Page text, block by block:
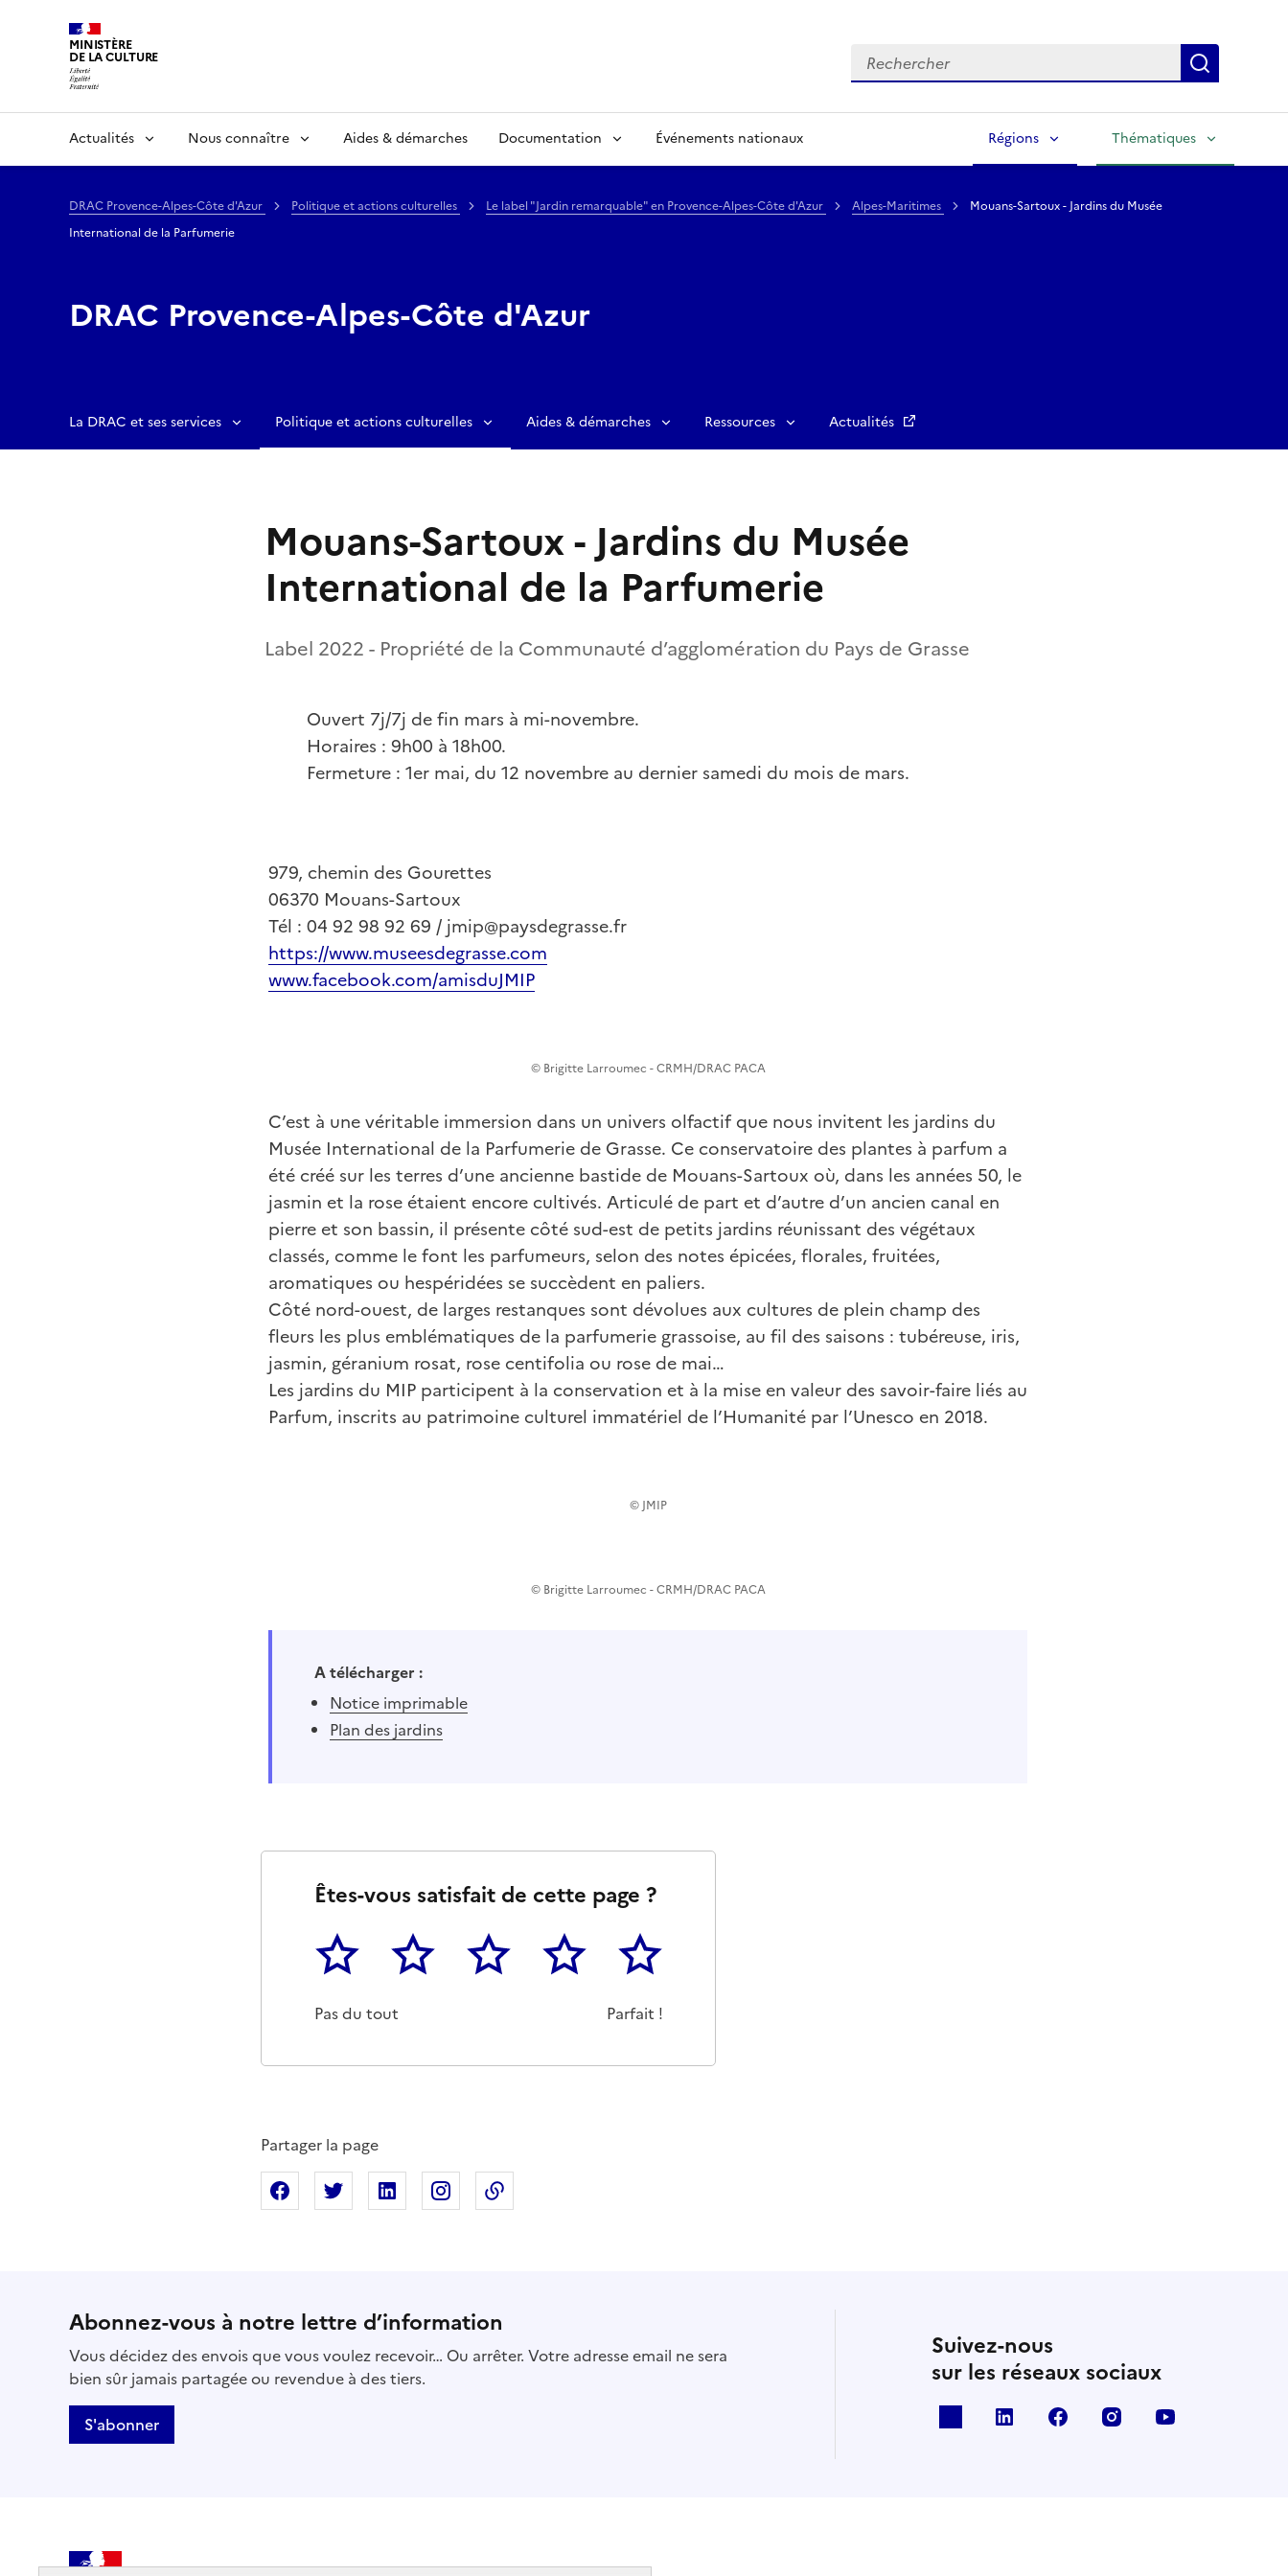
MINISTÈRE
DE LA CULTURE Rechercher
Actualités Nous connaître Aides & démarches Documentation Événements nationaux Régions Thématiques
DRAC Provence-Alpes-Côte d'Azur Politique et actions culturelles Le label "Jardin remarquable" en Provence-Alpes-Côte d'Azur Alpes-Maritimes
Mouans-Sartoux - Jardins du Musée
International de la Parfumerie
DRAC Provence-Alpes-Côte d'Azur
La DRAC et ses services Politique et actions culturelles Aides & démarches Ressources Actualités
Mouans-Sartoux - Jardins du Musée
International de la Parfumerie
Label 2022 - Propriété de la Communauté d’agglomération du Pays de Grasse
Ouvert 7j/7j de fin mars à mi-novembre.
Horaires : 9h00 à 18h00.
Fermeture : 1er mai, du 12 novembre au dernier samedi du mois de mars.
979, chemin des Gourettes
06370 Mouans-Sartoux
Tél : 04 92 98 92 69 / jmip@paysdegrasse.fr
https://www.museesdegrasse.com
www.facebook.com/amisduJMIP
© Brigitte Larroumec - CRMH/DRAC PACA
C’est à une véritable immersion dans un univers olfactif que nous invitent les jardins du
Musée International de la Parfumerie de Grasse. Ce conservatoire des plantes à parfum a
été créé sur les terres d’une ancienne bastide de Mouans-Sartoux où, dans les années 50, le
jasmin et la rose étaient encore cultivés. Articulé de part et d’autre d’un ancien canal en
pierre et son bassin, il présente côté sud-est de petits jardins réunissant des végétaux
classés, comme le font les parfumeurs, selon des notes épicées, florales, fruitées,
aromatiques ou hespéridées se succèdent en paliers.
Côté nord-ouest, de larges restanques sont dévolues aux cultures de plein champ des
fleurs les plus emblématiques de la parfumerie grassoise, au fil des saisons : tubéreuse, iris,
jasmin, géranium rosat, rose centifolia ou rose de mai…
Les jardins du MIP participent à la conservation et à la mise en valeur des savoir-faire liés au
Parfum, inscrits au patrimoine culturel immatériel de l’Humanité par l’Unesco en 2018.
© JMIP
© Brigitte Larroumec - CRMH/DRAC PACA
A télécharger :
Notice imprimable
Plan des jardins
Êtes-vous satisfait de cette page ?
1
Pas du tout
2 3 4 5
Parfait !
Partager la page
Partager sur Facebook
Partager sur XPartager sur Linkedin
Partager sur Instagram
Abonnez-vous à notre lettre d’information
Vous décidez des envois que vous voulez recevoir… Ou arrêter. Votre adresse email ne sera
bien sûr jamais partagée ou revendue à des tiers.
S'abonner
Suivez-nous
sur les réseaux sociaux
linkedin facebook instagram